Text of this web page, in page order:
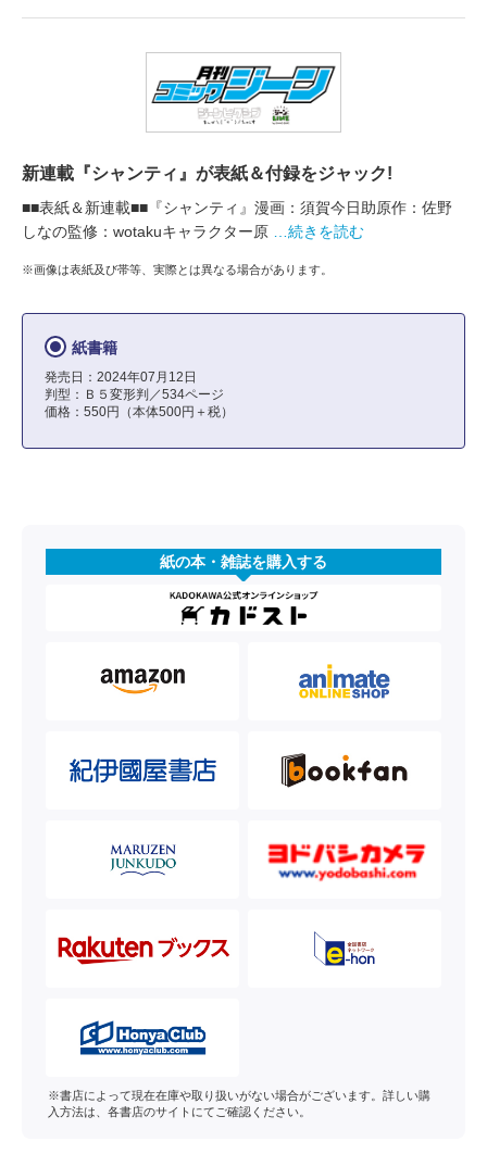
新連載『シャンティ』が表紙＆付録をジャック!
■■表紙＆新連載■■『シャンティ』漫画：須賀今日助原作：佐野
しなの監修：wotakuキャラクター原
…続きを読む
※画像は表紙及び帯等、実際とは異なる場合があります。
紙書籍
発売日：2024年07月12日
判型：Ｂ５変形判／534ページ
価格：550円（本体500円＋税）
紙の本・雑誌を購入する
※書店によって現在在庫や取り扱いがない場合がございます。詳しい購
入方法は、各書店のサイトにてご確認ください。